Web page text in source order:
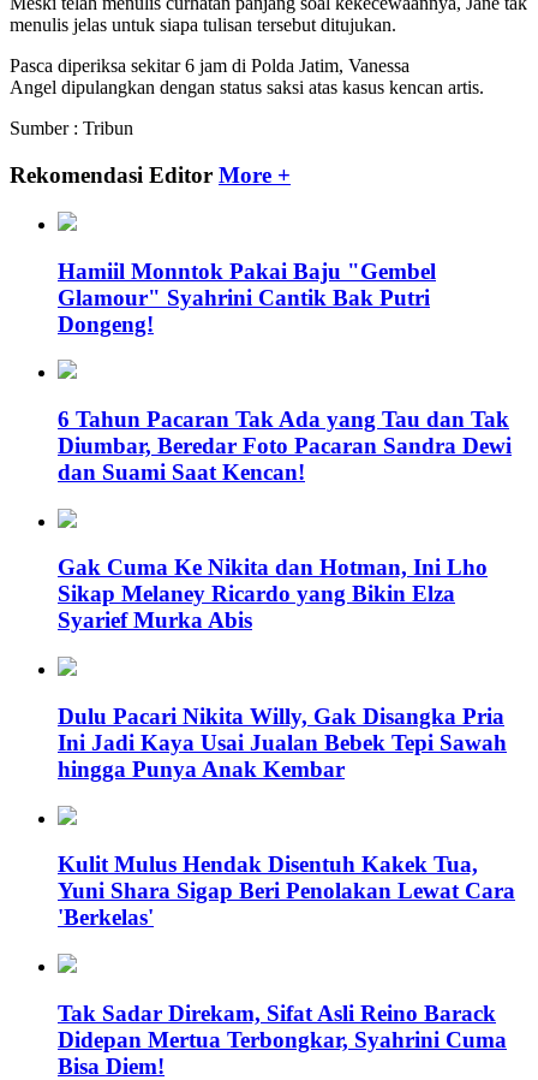
menulis jelas untuk siapa tulisan tersebut ditujukan.
Pasca diperiksa sekitar 6 jam di Polda Jatim, Vanessa
Angel dipulangkan dengan status saksi atas kasus kencan artis.
Sumber : Tribun
Rekomendasi Editor More +
Hamiil Monntok Pakai Baju "Gembel
Glamour" Syahrini Cantik Bak Putri
Dongeng!
6 Tahun Pacaran Tak Ada yang Tau dan Tak
Diumbar, Beredar Foto Pacaran Sandra Dewi
dan Suami Saat Kencan!
Gak Cuma Ke Nikita dan Hotman, Ini Lho
Sikap Melaney Ricardo yang Bikin Elza
Syarief Murka Abis
Dulu Pacari Nikita Willy, Gak Disangka Pria
Ini Jadi Kaya Usai Jualan Bebek Tepi Sawah
hingga Punya Anak Kembar
Kulit Mulus Hendak Disentuh Kakek Tua,
Yuni Shara Sigap Beri Penolakan Lewat Cara
'Berkelas'
Tak Sadar Direkam, Sifat Asli Reino Barack
Didepan Mertua Terbongkar, Syahrini Cuma
Bisa Diem!